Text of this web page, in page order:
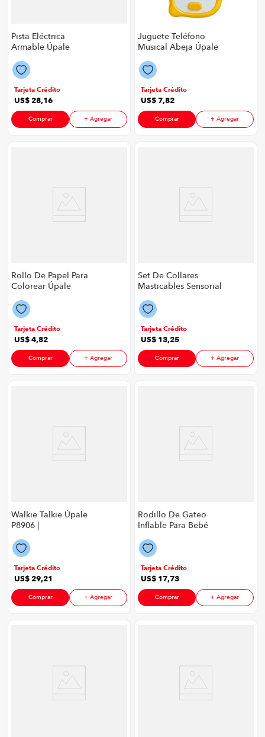
Pista Eléctrica
Armable Úpale
Piezas Color Verde
Tarjeta Crédito
US$28,16
Comprar + Agregar
Juguete Teléfono
Musical Abeja Úpale
Amarillo
Tarjeta Crédito
US$7,82
Comprar + Agregar
Rollo De Papel Para
Colorear Úpale
P8906 | 30Cm X 3
Metros Color
Multicolor
Tarjeta Crédito
US$4,82
Comprar + Agregar
Set De Collares
Masticables Sensorial
Unidades Color Rosa
Tarjeta Crédito
US$ 13,25
Comprar + Agregar
Walkie Talkie Úpale
P8906 |
Para Niños Color
Verde
Tarjeta Crédito
US$29,21
Comprar + Agregar
Rodillo De Gateo
Inflable Para Bebé
Verde
Tarjeta Crédito
US$ 17,73
Comprar + Agregar